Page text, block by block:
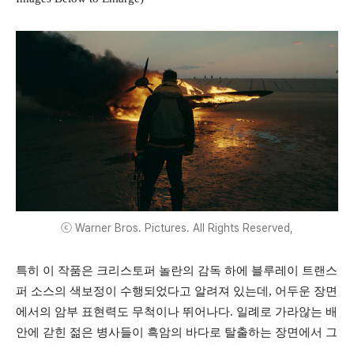
ⓒ Warner Bros. Pictures. All Rights Reserved,
특히 이 작품은 크리스토퍼 놀란의 감독 하에 블루레이 트랜스
퍼 소스의 색보정이 수행되었다고 알려져 있는데, 어두운 장면
에서의 암부 표현력도 무척이나 뛰어나다. 일례로 가라않는 배
안에 갇힌 젊은 병사들이 흑암의 바다로 탈출하는 장면에서 그